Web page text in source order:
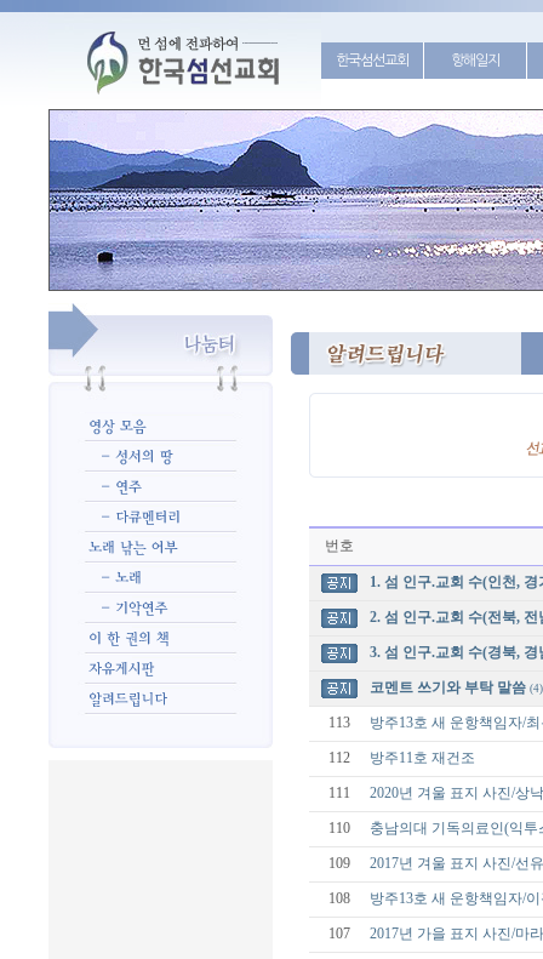
한국섬선교회 항해일지
번호
1. 섬 인구.교회 수(인천, 경
2. 섬 인구.교회 수(전북, 전
3. 섬 인구.교회 수(경북, 경
코멘트 쓰기와 부탁 말씀 (4)
113 방주13호 새 운항책임자/
112 방주11호 재건조
111 2020년 겨울 표지 사진/상
110 충남의대 기독의료인(익
109 2017년 겨울 표지 사진/선
108 방주13호 새 운항책임자/
107 2017년 가을 표지 사진/마